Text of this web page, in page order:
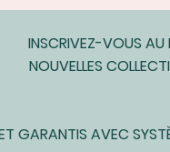
INSCRIVEZ-VOUS AU
NOUVELLES
GARANTIS AVEC